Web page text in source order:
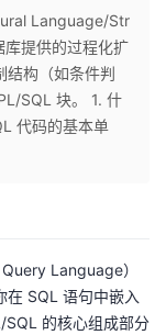
Language/Str
提供的过程化扩
结构（如条件判
SQL 块。 1. 什
代码的基本单
Language）
在 SQL 语句中嵌入
SQL 的核心组成部分